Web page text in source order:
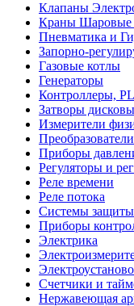
Клапаны
Краны Шаровые
Пневматика и
Запорно-
Газовые котлы
Генераторы
Контроллеры,
Затворы
Измерители
Преобразователи
Приборы
Регуляторы и
Реле времени
Реле потока
Системы защиты
Приборы
Электрика
Счетчики и
Нержавеющая